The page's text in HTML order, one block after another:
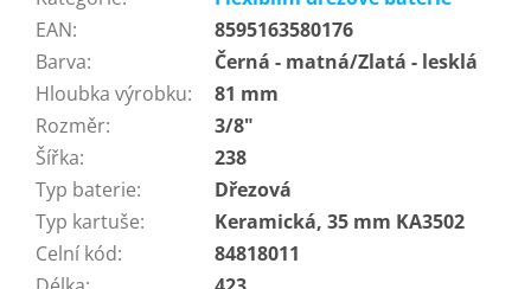
EAN:
8595163580176
Barva:
Černá - matná/Zlatá - lesklá
Hloubka výrobku:
81 mm
Rozměr:
3/8"
Šířka:
238
Typ baterie:
Dřezová
Typ kartuše:
Keramická, 35 mm KA3502
Celní kód:
84818011